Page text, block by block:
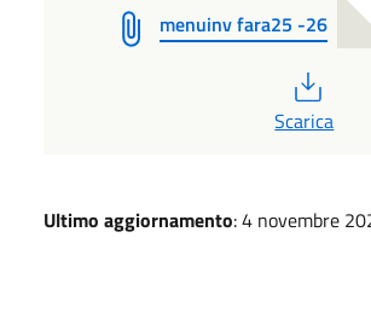
menuinv fara25 -26
Scarica
Ultimo aggiornamento: 4 novembre